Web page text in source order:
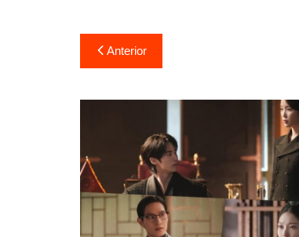
Navegação
de
Post
Anterior